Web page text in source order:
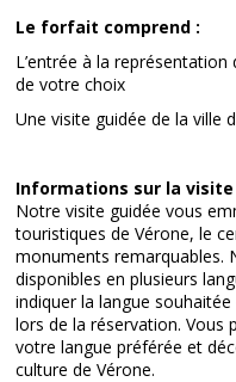
Le forfait comprend :
L’entrée à la représentation
de votre choix
Une visite guidée de la ville
Informations sur la visite
Notre visite guidée vous
touristiques de Vérone, le
monuments remarquables.
disponibles en plusieurs
indiquer la langue
lors de la réservation. Vous
votre langue préférée et
culture de Vérone.